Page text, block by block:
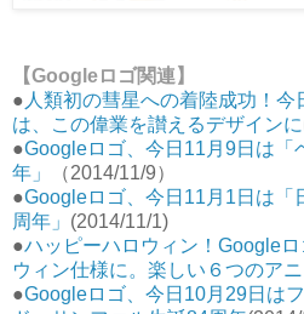
【Googleロゴ関連】
● 人類初の彗星への着陸成功！
は、この偉業を讃えるデザインに
●Googleロゴ、今日11月9日は「
年」
（2014/11/9）
●Googleロゴ、今日11月1日は「
周年」 (2014/11/1)
●ハッピーハロウィン！Google
ウィン仕様に。楽しい６つのア
●Googleロゴ、今日10月29日は